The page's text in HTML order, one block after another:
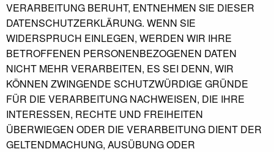
VERARBEITUNG BERUHT, ENTNEHMEN SIE DIESER
DATENSCHUTZERKLÄRUNG. WENN SIE
WIDERSPRUCH EINLEGEN, WERDEN WIR IHRE
BETROFFENEN PERSONENBEZOGENEN DATEN
NICHT MEHR VERARBEITEN, ES SEI DENN, WIR
KÖNNEN ZWINGENDE SCHUTZWÜRDIGE GRÜNDE
FÜR DIE VERARBEITUNG NACHWEISEN, DIE IHRE
INTERESSEN, RECHTE UND FREIHEITEN
ÜBERWIEGEN ODER DIE VERARBEITUNG DIENT DER
GELTENDMACHUNG, AUSÜBUNG ODER